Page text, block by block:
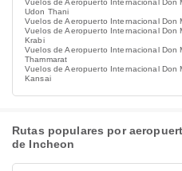
Vuelos de Aeropuerto Internacional Don
Udon Thani
Vuelos de Aeropuerto Internacional
Vuelos de Aeropuerto Internacional Don
Krabi
Vuelos de Aeropuerto Internacional Don
Thammarat
Vuelos de Aeropuerto Internacional Don
Kansai
Rutas populares por
de Incheon